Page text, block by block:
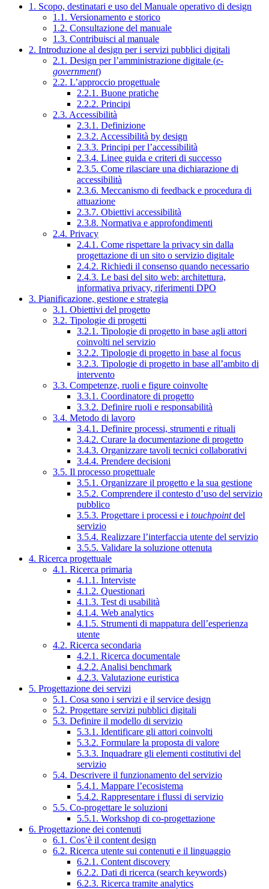
1. Scopo, destinatari e uso del Manuale operativo di design
1.1. Versionamento e storico
1.2. Consultazione del manuale
1.3. Contribuisci al manuale
2. Introduzione al design per i servizi pubblici digitali
2.1. Design per l’amministrazione digitale (e-
government)
2.2. L’approccio progettuale
2.2.1. Buone pratiche
2.2.2. Principi
2.3. Accessibilità
2.3.1. Definizione
2.3.2. Accessibilità by design
2.3.3. Principi per l’accessibilità
2.3.4. Linee guida e criteri di successo
2.3.5. Come rilasciare una dichiarazione di
accessibilità
2.3.6. Meccanismo di feedback e procedura di
attuazione
2.3.7. Obiettivi accessibilità
2.3.8. Normativa e approfondimenti
2.4. Privacy
2.4.1. Come rispettare la privacy sin dalla
progettazione di un sito o servizio digitale
2.4.2. Richiedi il consenso quando necessario
2.4.3. Le basi del sito web: architettura,
informativa privacy, riferimenti DPO
3. Pianificazione, gestione e strategia
3.1. Obiettivi del progetto
3.2. Tipologie di progetti
3.2.1. Tipologie di progetto in base agli attori
coinvolti nel servizio
3.2.2. Tipologie di progetto in base al focus
3.2.3. Tipologie di progetto in base all’ambito di
intervento
3.3. Competenze, ruoli e figure coinvolte
3.3.1. Coordinatore di progetto
3.3.2. Definire ruoli e responsabilità
3.4. Metodo di lavoro
3.4.1. Definire processi, strumenti e rituali
3.4.2. Curare la documentazione di progetto
3.4.3. Organizzare tavoli tecnici collaborativi
3.4.4. Prendere decisioni
3.5. Il processo progettuale
3.5.1. Organizzare il progetto e la sua gestione
3.5.2. Comprendere il contesto d’uso del servizio
pubblico
3.5.3. Progettare i processi e i touchpointdel
servizio
3.5.4. Realizzare l’interfaccia utente del servizio
3.5.5. Validare la soluzione ottenuta
4. Ricerca progettuale
4.1. Ricerca primaria
4.1.1. Interviste
4.1.2. Questionari
4.1.3. Test di usabilità
4.1.4. Web analytics
4.1.5. Strumenti di mappatura dell’esperienza
utente
4.2. Ricerca secondaria
4.2.1. Ricerca documentale
4.2.2. Analisi benchmark
4.2.3. Valutazione euristica
5. Progettazione dei servizi
5.1. Cosa sono i servizi e il service design
5.2. Progettare servizi pubblici digitali
5.3. Definire il modello di servizio
5.3.1. Identificare gli attori coinvolti
5.3.2. Formulare la proposta di valore
5.3.3. Inquadrare gli elementi costitutivi del
servizio
5.4. Descrivere il funzionamento del servizio
5.4.1. Mappare l’ecosistema
5.4.2. Rappresentare i flussi di servizio
5.5. Co-progettare le soluzioni
5.5.1. Workshop di co-progettazione
6. Progettazione dei contenuti
6.1. Cos’è il content design
6.2. Ricerca utente sui contenuti e il linguaggio
6.2.1. Content discovery
6.2.2. Dati di ricerca (search keywords)
6.2.3. Ricerca tramite analytics